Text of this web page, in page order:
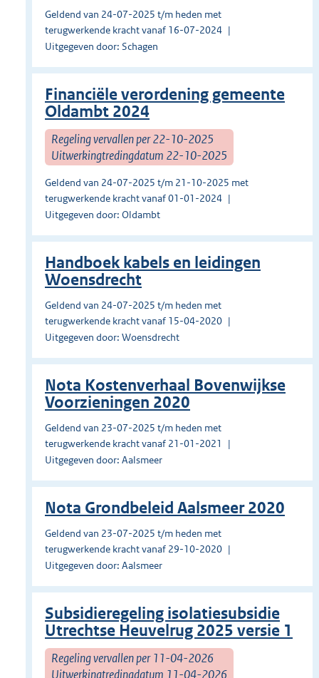
Geldend van 24-07-2025 t/m heden met
terugwerkende kracht vanaf 16-07-2024
Uitgegeven door: Schagen
Financiële verordening gemeente
Oldambt 2024
Regeling vervallen per 22-10-2025
Uitwerkingtredingdatum 22-10-2025
Geldend van 24-07-2025 t/m 21-10-2025 met
terugwerkende kracht vanaf 01-01-2024
Uitgegeven door: Oldambt
Handboek kabels en leidingen
Woensdrecht
Geldend van 24-07-2025 t/m heden met
terugwerkende kracht vanaf 15-04-2020
Uitgegeven door: Woensdrecht
Nota Kostenverhaal Bovenwijkse
Voorzieningen 2020
Geldend van 23-07-2025 t/m heden met
terugwerkende kracht vanaf 21-01-2021
Uitgegeven door: Aalsmeer
Nota Grondbeleid Aalsmeer 2020
Geldend van 23-07-2025 t/m heden met
terugwerkende kracht vanaf 29-10-2020
Uitgegeven door: Aalsmeer
Subsidieregeling isolatiesubsidie
Utrechtse Heuvelrug 2025 versie 1
Regeling vervallen per 11-04-2026
Uitwerkingtredingdatum 11-04-2026